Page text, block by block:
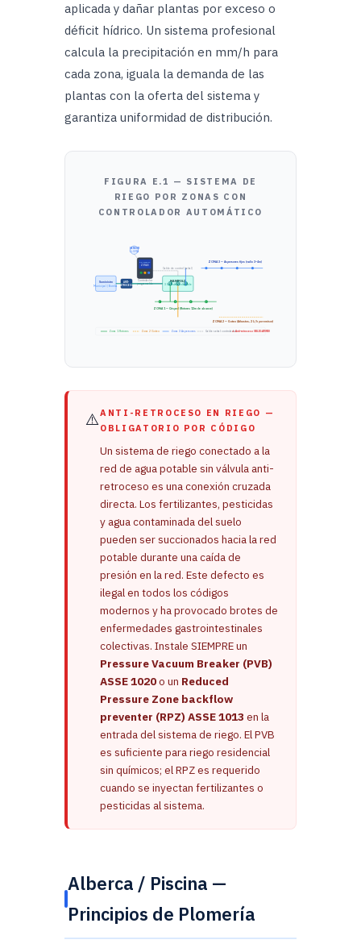
aplicada y dañar plantas por exceso o
déficit hídrico. Un sistema profesional
calcula la precipitación en mm/h para
cada zona, iguala la demanda de las
plantas con la oferta del sistema y
garantiza uniformidad de distribución.
FIGURA E.1 — SISTEMA DE
RIEGO POR ZONAS CON
CONTROLADOR AUTOMÁTICO
Suministro
Municipal / Bomba
ANTI-
RETROCESO
CONTROL
ZONAS
Controlador
programable
MANIFOLD
3 Válvulas Solenoide
V1 V2 V3
R R R R
ZONA 1 — Césped (Rotores 12m de alcance)
ZONA 2 — Goteo (Arbustos, 2 L/h por emisor)
ZONA 3 — Aspersores fijos (radio 3–4m)
Cable de control (señal)
SENSOR
LLUVIA
Zona 1 Rotores Zona 2 Goteo Zona 3 Aspersores Cable señal controlador⚠ Anti-retroceso OBLIGATORIO
⚠️ANTI-RETROCESO EN RIEGO —
OBLIGATORIO POR CÓDIGO
Un sistema de riego conectado a la
red de agua potable sin válvula anti-
retroceso es una conexión cruzada
directa. Los fertilizantes, pesticidas
y agua contaminada del suelo
pueden ser succionados hacia la red
potable durante una caída de
presión en la red. Este defecto es
ilegal en todos los códigos
modernos y ha provocado brotes de
enfermedades gastrointestinales
colectivas. Instale SIEMPRE un
Pressure Vacuum Breaker (PVB)
ASSE 1020o un Reduced
Pressure Zone backflow
preventer (RPZ) ASSE 1013 en la
entrada del sistema de riego. El PVB
es suficiente para riego residencial
sin químicos; el RPZ es requerido
cuando se inyectan fertilizantes o
pesticidas al sistema.
Alberca / Piscina —
Principios de Plomería